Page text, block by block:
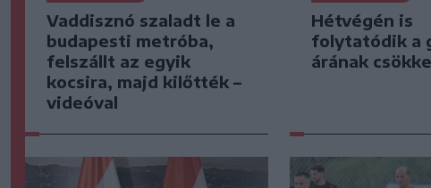
Vaddisznó szaladt le a
budapesti metróba,
felszállt az egyik
kocsira, majd kilőtték –
videóval
Hétvégén is
folytatódik a
árának